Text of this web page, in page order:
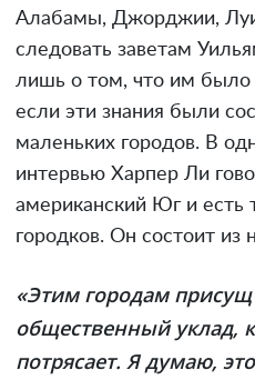
Алабамы, Джорджии,
следовать заветам
лишь о том, что им было
если эти знания были
маленьких городов. В
интервью Харпер Ли
американский Юг и есть
городков. Он состоит из
«Этим городам
общественный уклад,
потрясает. Я думаю,